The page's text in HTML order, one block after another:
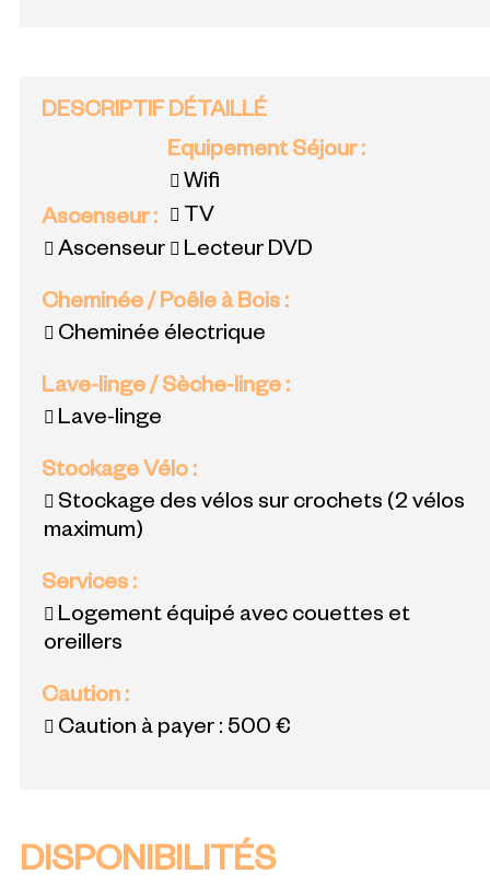
DESCRIPTIF DÉTAILLÉ
Ascenseur:
Ascenseur
Equipement Séjour:
Wifi
TV
Lecteur DVD
Cheminée / Poêle à Bois :
Cheminée électrique
Lave-linge / Sèche-linge :
Lave-linge
Stockage Vélo :
Stockage des vélos sur crochets (2 vélos
maximum)
Services :
Logement équipé avec couettes et
oreillers
Caution :
Caution à payer : 500 €
DISPONIBILITÉS